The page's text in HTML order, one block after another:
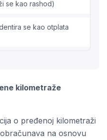
se kao rashod)
se kao otplata
kilometraže
o pređenoj kilometraži
na osnovu